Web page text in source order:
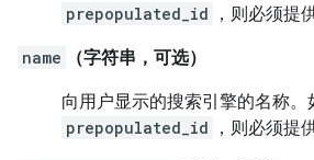
prepopulated_id ，则必须提
name
（字符串，可选）
向用户显示的搜索引擎的名称。
prepopulated_id ，则必须提